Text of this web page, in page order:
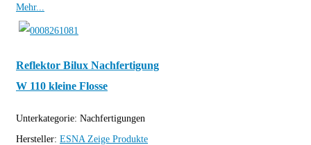
Mehr...
Reflektor Bilux Nachfertigung
W 110 kleine Flosse
Unterkategorie: Nachfertigungen
Hersteller: ESNA Zeige Produkte